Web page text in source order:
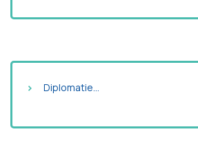
Diplomatie…